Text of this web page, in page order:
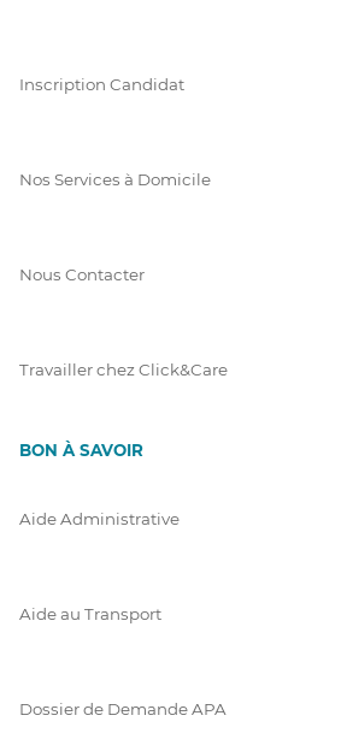
Inscription Candidat
Nos Services à Domicile
Nous Contacter
Travailler chez Click&Care
BON À SAVOIR
Aide Administrative
Aide au Transport
Dossier de Demande APA